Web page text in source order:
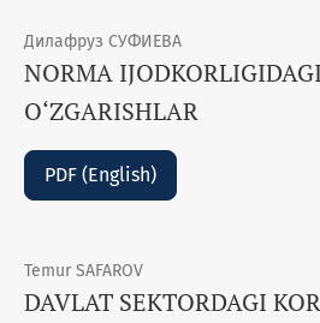
Дилафруз СУФИЕВА
NORMA
O‘ZGARISHLAR
PDF (English)
Temur SAFAROV
DAVLAT SEKTORDAGI